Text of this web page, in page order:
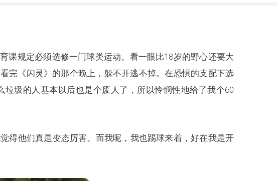
课规定必须选修一门球类运动。看一眼比18岁的野心还要大
完《闪灵》的那个晚上，躲不开逃不掉。在恐惧的支配下选
圾的人基本以后也是个废人了，所以怜悯性地给了我个60
得他们真是变态厉害。而我呢，我也踢球来着，好在我是开